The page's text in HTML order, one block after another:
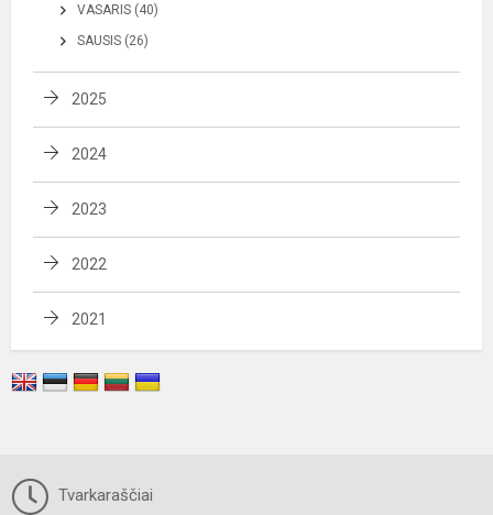
VASARIS (40)
SAUSIS (26)
2025
2024
2023
2022
2021
Tvarkaraščiai